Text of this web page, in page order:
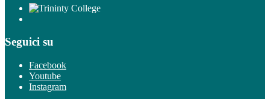
Seguici su
Facebook
Youtube
Instagram